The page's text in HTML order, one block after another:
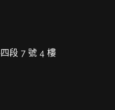
段 7 號 4 樓